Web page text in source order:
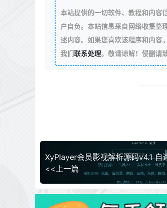
本站提供的一切软件、教程和内容
户自负。本站信息来自网络收集整
述内容。如果您喜欢该程序和内容
我们联系处理。敬请谅解！侵删
XyPlayer会员影视解析源码v4.1 自
<<上一篇